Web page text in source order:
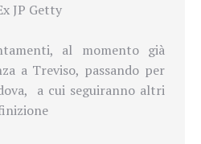
JP Getty
al momento già
a Treviso, passando per
a cui seguiranno altri